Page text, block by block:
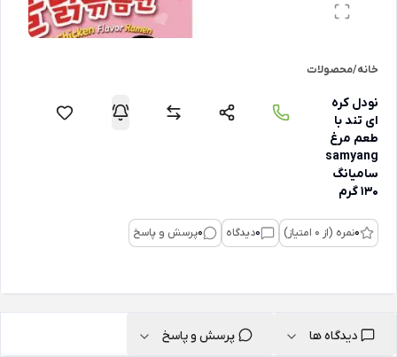
خانه/محصولات
نودل کره
ای تند با
طعم مرغ
samyang
سامیانگ
130 گرم
0نمره (از 0 امتیاز) 0دیدگاه 0پرسش و پاسخ
دیدگاه ها پرسش و پاسخ